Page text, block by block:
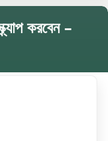
করবেন –